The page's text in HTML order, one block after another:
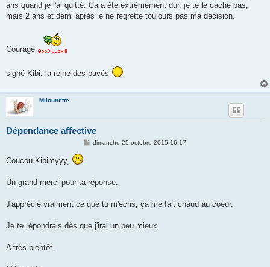
ans quand je l'ai quitté. Ca a été extrèmement dur, je te le cache pas,
mais 2 ans et demi après je ne regrette toujours pas ma décision.
Courage
signé Kibi, la reine des pavés
Milounette
Dépendance affective
M
g
e
dimanche 25 octobre 2015 16:17
Coucou Kibimyyy,
Un grand merci pour ta réponse.
J'apprécie vraiment ce que tu m'écris, ça me fait chaud au coeur.
Je te répondrais dès que j'irai un peu mieux.
A très bientôt,